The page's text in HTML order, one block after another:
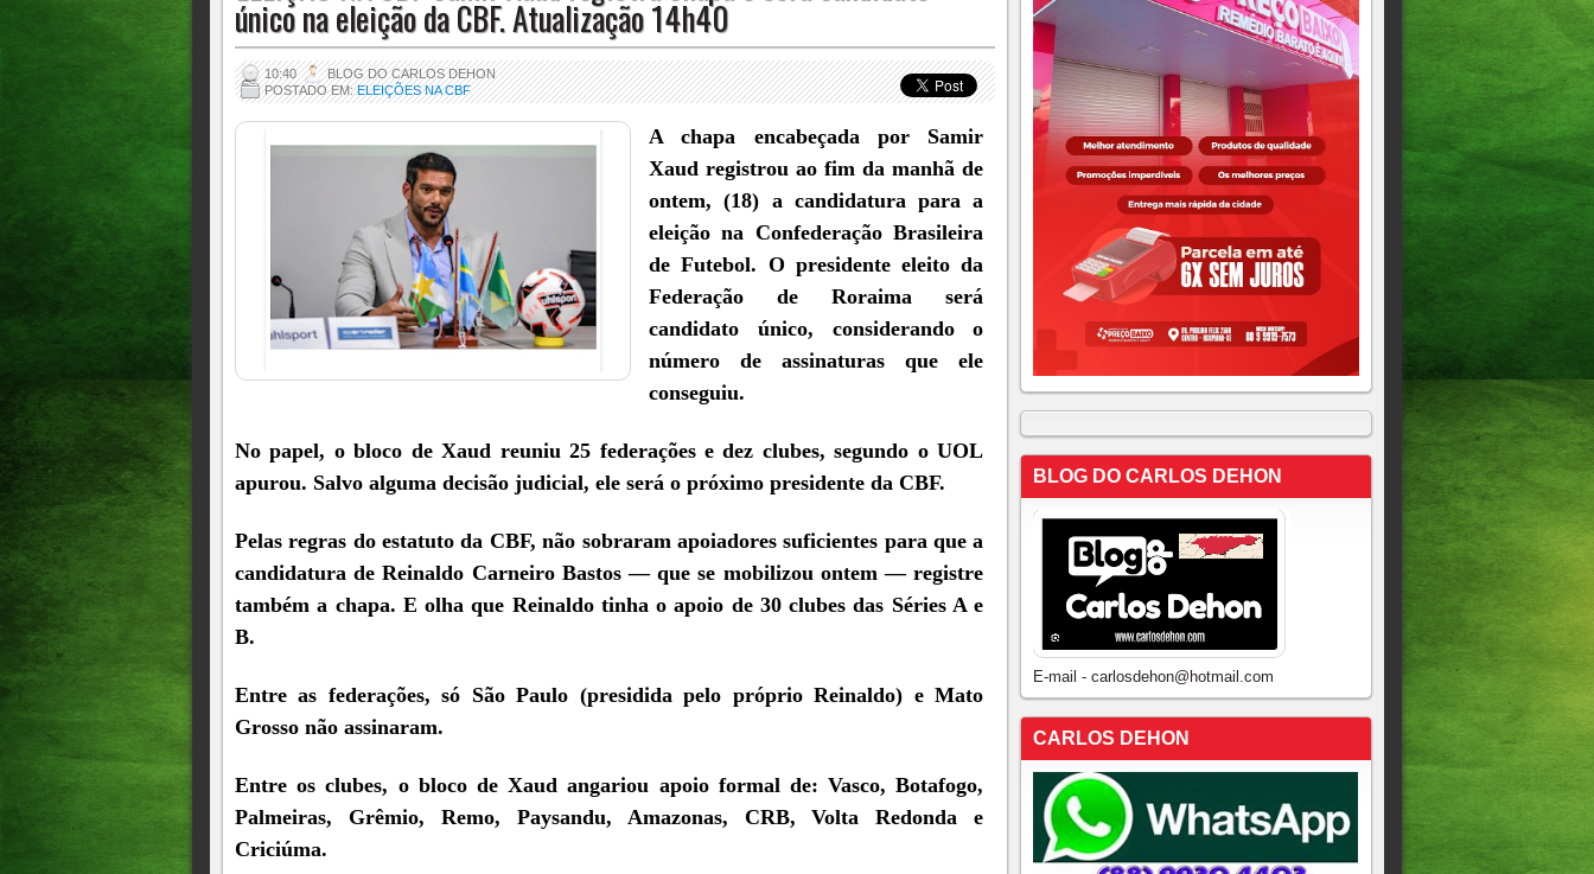
único na eleição da CBF. Atualização 14h40
10:40
BLOG DO CARLOS DEHON
POSTADO EM:ELEIÇÕES NA CBF
A chapa encabeçada por Samir
Xaud registrou ao fim da manhã de
ontem, (18) a candidatura para a
eleição na Confederação Brasileira
de Futebol. O presidente eleito da
Federação de Roraima será
candidato único, considerando o
número de assinaturas que ele
conseguiu.
No papel, o bloco de Xaud reuniu 25 federações e dez clubes, segundo o UOL
apurou. Salvo alguma decisão judicial, ele será o próximo presidente da CBF.
Pelas regras do estatuto da CBF, não sobraram apoiadores suficientes para que a
candidatura de Reinaldo Carneiro Bastos — que se mobilizou ontem — registre
também a chapa. E olha que Reinaldo tinha o apoio de 30 clubes das Séries A e
B.
Entre as federações, só São Paulo (presidida pelo próprio Reinaldo) e Mato
Grosso não assinaram.
Entre os clubes, o bloco de Xaud angariou apoio formal de: Vasco, Botafogo,
Palmeiras, Grêmio, Remo, Paysandu, Amazonas, CRB, Volta Redonda e
Criciúma.
BLOG DO CARLOS DEHON
E-mail - carlosdehon@hotmail.com
CARLOS DEHON